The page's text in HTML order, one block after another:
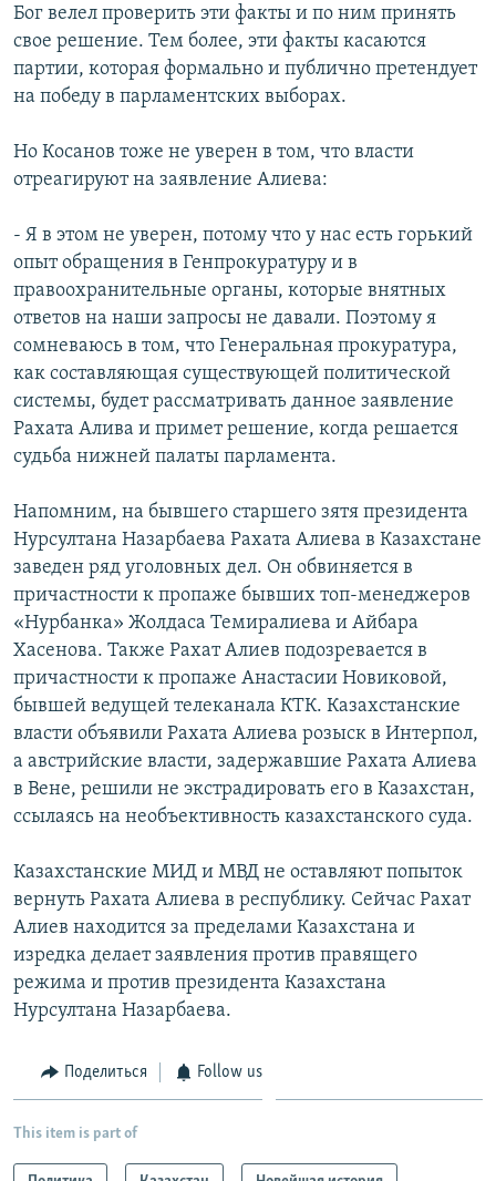
Бог велел проверить эти факты и по ним принять
свое решение. Тем более, эти факты касаются
партии, которая формально и публично претендует
на победу в парламентских выборах.
Но Косанов тоже не уверен в том, что власти
отреагируют на заявление Алиева:
- Я в этом не уверен, потому что у нас есть горький
опыт обращения в Генпрокуратуру и в
правоохранительные органы, которые внятных
ответов на наши запросы не давали. Поэтому я
сомневаюсь в том, что Генеральная прокуратура,
как составляющая существующей политической
системы, будет рассматривать данное заявление
Рахата Алива и примет решение, когда решается
судьба нижней палаты парламента.
Напомним, на бывшего старшего зятя президента
Нурсултана Назарбаева Рахата Алиева в Казахстане
заведен ряд уголовных дел. Он обвиняется в
причастности к пропаже бывших топ-менеджеров
«Нурбанка» Жолдаса Темиралиева и Айбара
Хасенова. Также Рахат Алиев подозревается в
причастности к пропаже Анастасии Новиковой,
бывшей ведущей телеканала КТК. Казахстанские
власти объявили Рахата Алиева розыск в Интерпол,
а австрийские власти, задержавшие Рахата Алиева
в Вене, решили не экстрадировать его в Казахстан,
ссылаясь на необъективность казахстанского суда.
Казахстанские МИД и МВД не оставляют попыток
вернуть Рахата Алиева в республику. Сейчас Рахат
Алиев находится за пределами Казахстана и
изредка делает заявления против правящего
режима и против президента Казахстана
Нурсултана Назарбаева.
Поделиться Follow us
This item is part of